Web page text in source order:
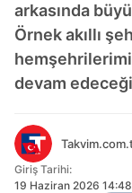
arkasında
Örnek akıllı
devam
Giriş Tarihi:
19 Haziran 2026 14:48